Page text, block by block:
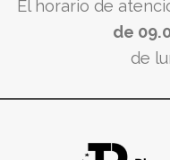
El horario de
de
de